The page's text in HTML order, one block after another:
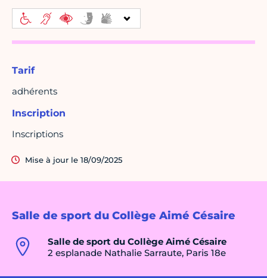
Salle de sport du Collège Aimé Césaire
Salle de sport du Collège Aimé Césaire
2 esplanade Nathalie Sarraute, Paris 18e
Tarif
adhérents
Inscription
Inscriptions
Mise à jour le 18/09/2025